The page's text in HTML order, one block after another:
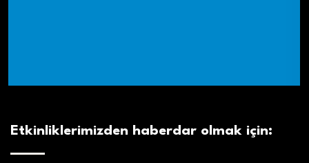
Etkinliklerimizden haberdar olmak için: